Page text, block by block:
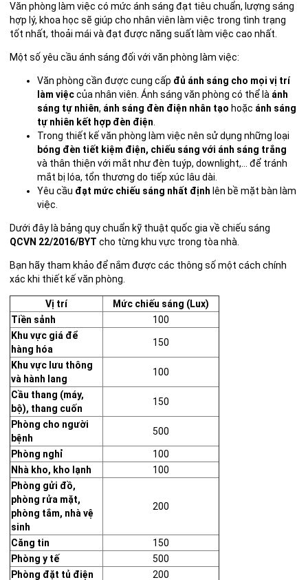
Văn phòng làm việc có mức ánh sáng đạt tiêu chuẩn, lượng sáng
hợp lý, khoa học sẽ giúp cho nhân viên làm việc trong tình trạng
tốt nhất, thoải mái và đạt được năng suất làm việc cao nhất.
Một số yêu cầu ánh sáng đối với văn phòng làm việc:
Văn phòng cần được cung cấp đủ ánh sáng cho mọi vị trí
làm việccủa nhân viên. Ánh sáng văn phòng có thể là ánh
sáng tự nhiên, ánh sáng đèn điện nhân tạo hoặc ánh sáng
tự nhiên kết hợp đèn điện
Trong thiết kế văn phòng làm việc nên sử dụng những loại
bóng đèn tiết kiệm điện, chiếu sáng với ánh sáng trắng
và thân thiện với mắt như đèn tuýp, downlight,… để tránh
mắt bị lóa, tổn thương do tiếp xúc lâu dài.
Yêu cầu đạt mức chiếu sáng nhất định lên bề mặt bàn làm
việc.
Dưới đây là bảng quy chuẩn kỹ thuật quốc gia về chiếu sáng
QCVN 22/2016/BYT cho từng khu vực trong tòa nhà.
Bạn hãy tham khảo để nắm được các thông số một cách chính
xác khi thiết kế văn phòng.
Vị trí
Mức chiếu sáng (Lux)
Tiền sảnh
100
Khu vực giá để
hàng hóa
150
Khu vực lưu thông
và hành lang
100
Cầu thang (máy,
bộ), thang cuốn
150
Phòng cho người
bệnh
500
Phòng nghỉ
100
Nhà kho, kho lạnh
100
Phòng gửi đồ,
phòng rửa mặt,
phòng tắm, nhà vệ
sinh
200
Căng tin
150
Phòng y tế
500
Phòng đặt tủ điện
200